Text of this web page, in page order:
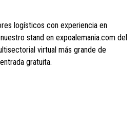
logísticos con experiencia en
stand en expoalemania.com del
virtual más grande de
gratuita.